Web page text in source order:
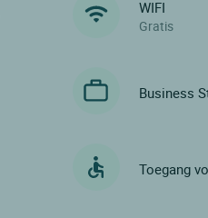
WIFI
Gratis
Business
Toegang